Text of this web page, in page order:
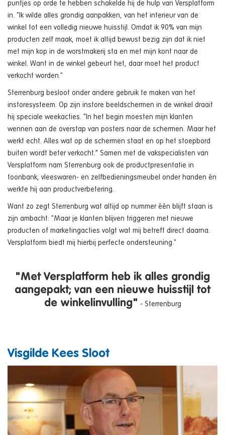
puntjes op orde te hebben schakelde hij de hulp van Versplatform
in. "Ik wilde alles grondig aanpakken, van het interieur van de
winkel tot een volledig nieuwe huisstijl. Omdat ik 90% van mijn
producten zelf maak, moet ik altijd bewust bezig zijn dat ik niet
met mijn kop in de worstmakerij sta en met mijn kont naar de
winkel. Want in de winkel gebeurt het, daar moet het product
verkocht worden."
Sterrenburg besloot onder andere gebruik te maken van het
instoresysteem. Op zijn instore beeldschermen in de winkel draait
hij speciale weekacties. "In het begin moesten mijn klanten
wennen aan de overstap van posters naar de schermen. Maar het
werkt echt. Alles wat op de schermen staat en op het stoepbord
buiten wordt beter verkocht.” Samen met de vakspecialisten van
Versplatform nam Sterrenburg ook de productpresentatie in
toonbank, vleeswaren- en zelfbedieningsmeubel onder handen én
werkte hij aan productverbetering.
Want zo zegt Sterrenburg wat altijd op nummer één blijft staan is
zijn ambacht: "Maar je klanten blijven triggeren met nieuwe
producten of marketingacties volgt wat mij betreft direct daarna.
Versplatform biedt mij hierbij perfecte ondersteuning."
"Met Versplatform heb ik alles grondig
aangepakt; van een nieuwe huisstijl tot
de winkelinvulling" - Sterrenburg
Visgilde Kees Sloot